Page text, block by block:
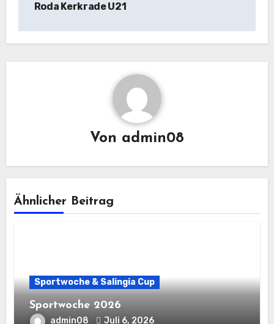
Roda Kerkrade U21
Von admin08
Ähnlicher Beitrag
Sportwoche & Salingia Cup
Sportwoche 2026
admin08 Juli 6, 2026